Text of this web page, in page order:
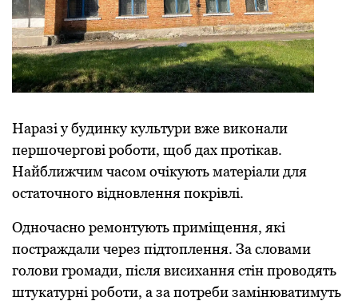
Наразі у будинку культури вже виконали
першочергові роботи, щоб дах протікав.
Найближчим часом очікують матеріали для
остаточного відновлення покрівлі.
Одночасно ремонтують приміщення, які
постраждали через підтоплення. За словами
голови громади, після висихання стін проводять
штукатурні роботи, а за потреби замінюватимуть